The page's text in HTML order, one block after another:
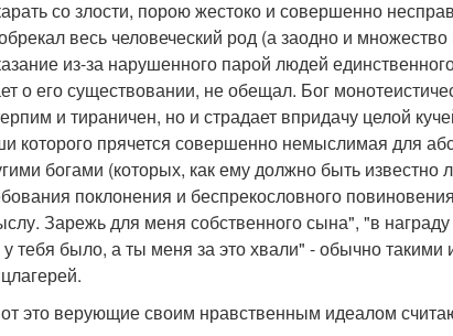
со злости, порою жестоко и совершенно
весь человеческий род (а заодно и
из-за нарушенного парой людей
о его существовании, не обещал. Бог
и тираничен, но и страдает впридачу целой
которого прячется совершенно немыслимая для
богами (которых, как ему должно быть известно
поклонения и беспрекословного
Зарежь для меня собственного сына", "в
у тебя было, а ты меня за это хвали" - обычно
это верующие своим нравственным идеалом